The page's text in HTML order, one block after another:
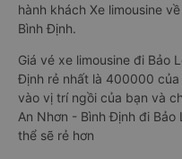
hành khách Xe limousine
Bình Định.
Giá vé xe limousine đi Bảo
Định rẻ nhất là 400000
vào vị trí ngồi của bạn và
An Nhơn - Bình Định đi
thể sẽ rẻ hơn